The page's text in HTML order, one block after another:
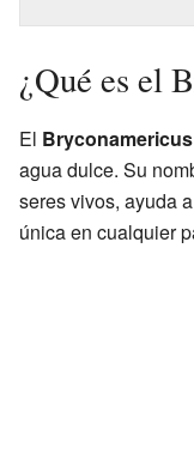
¿Qué es el
El
agua dulce. Su
seres vivos, ayuda
única en cualquier